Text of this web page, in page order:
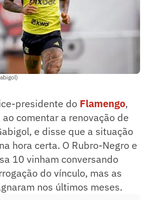
presidente do Flamengo,
comentar a renovação de
e disse que a situação
hora certa. O Rubro-Negro e
10 vinham conversando
do vínculo, mas as
nos últimos meses.